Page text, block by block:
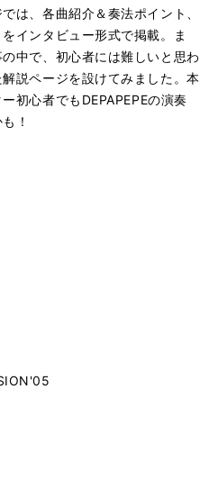
は、各曲紹介＆奏法ポイント、
インタビュー形式で掲載。ま
中で、初心者には難しいと思わ
説ページを設けてみました。本
初心者でもDEPAPEPEの演奏
！